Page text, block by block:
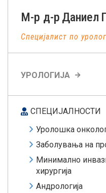
М-р д-р Даниел
Специјалист по
УРОЛОГИЈА
СПЕЦИЈАЛНОСТИ
Уролошка
Заболувања на
Минимално
хирургија
Андрологија